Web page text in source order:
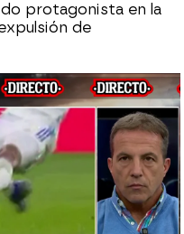
protagonista en la
de